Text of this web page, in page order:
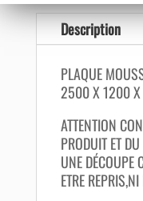
Description
PLAQUE
2500 X 1200
ATTENTION
PRODUIT ET
UNE DÉCOUPE
ETRE